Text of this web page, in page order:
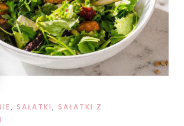
, SAŁATKI, SAŁATKI Z